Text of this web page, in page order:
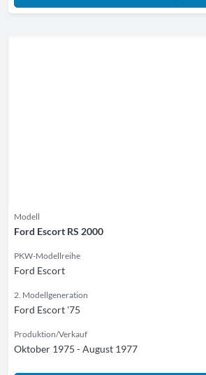
Modell
Ford Escort RS 2000
PKW-Modellreihe
Ford Escort
2. Modellgeneration
Ford Escort '75
Produktion/Verkauf
Oktober 1975 - August 1977